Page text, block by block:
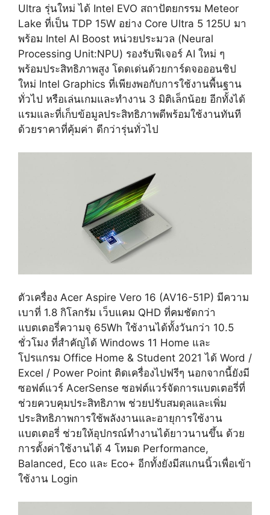
Ultra รุ่นใหม่ ได้ Intel EVO สถาปัตยกรรม Meteor
Lake ที่เป็น TDP 15W อย่าง Core Ultra 5 125U มา
พร้อม Intel AI Boost หน่วยประมวล (Neural
Processing Unit:NPU) รองรับฟีเจอร์ AI ใหม่ ๆ
พร้อมประสิทธิภาพสูง โดดเด่นด้วยการ์ดจอออนชิป
ใหม่ Intel Graphics ที่เพียงพอกับการใช้งานพื้นฐาน
ทั่วไป หรือเล่นเกมและทำงาน 3 มิติเล็กน้อย อีกทั้งได้
แรมและที่เก็บข้อมูลประสิทธิภาพดีพร้อมใช้งานทันที
ด้วยราคาที่คุ้มค่า ดีกว่ารุ่นทั่วไป
ตัวเครื่อง Acer Aspire Vero 16 (AV16-51P) มีความ
เบาที่ 1.8 กิโลกรัม เว็บแคม QHD ที่คมชัดกว่า
แบตเตอรี่ความจุ 65Wh ใช้งานได้ทั้งวันกว่า 10.5
ชั่วโมง ที่สำคัญได้ Windows 11 Home และ
โปรแกรม Office Home & Student 2021 ได้ Word /
Excel / Power Point ติดเครื่องไปฟรีๆ นอกจากนี้ยังมี
ซอฟต์แวร์ AcerSense ซอฟต์แวร์จัดการแบตเตอรี่ที่
ช่วยควบคุมประสิทธิภาพ ช่วยปรับสมดุลและเพิ่ม
ประสิทธิภาพการใช้พลังงานและอายุการใช้งาน
แบตเตอรี่ ช่วยให้อุปกรณ์ทำงานได้ยาวนานขึ้น ด้วย
การตั้งค่าใช้งานได้ 4 โหมด Performance,
Balanced, Eco และ Eco+ อีกทั้งยังมีสแกนนิ้วเพื่อเข้า
ใช้งาน Login